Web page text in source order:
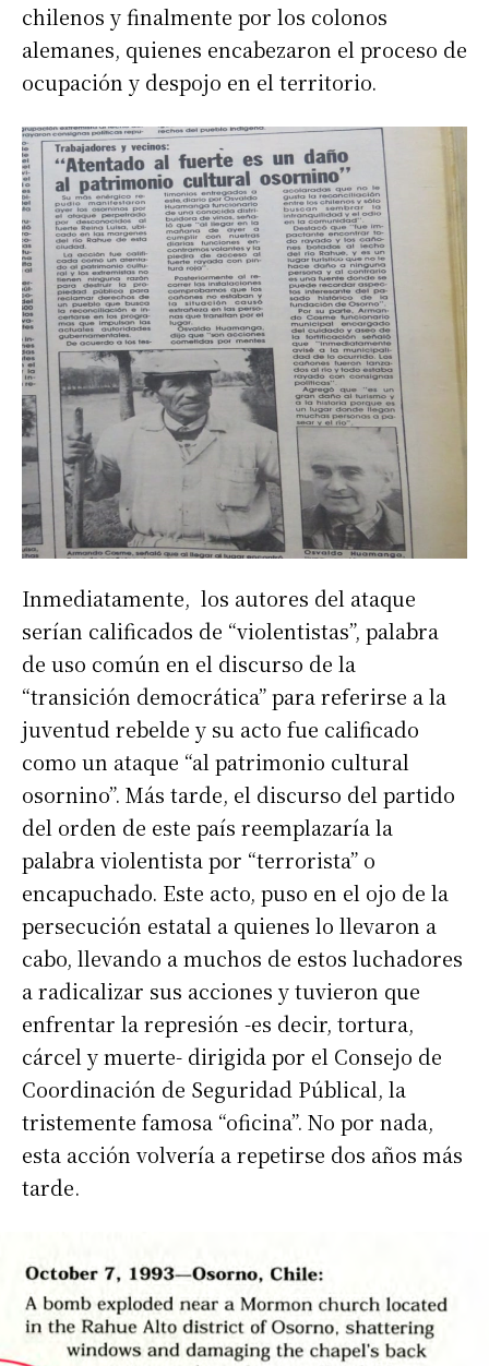
chilenos y finalmente por los colonos
alemanes, quienes encabezaron el proceso de
ocupación y despojo en el territorio.
Inmediatamente, los autores del ataque
serían calificados de “violentistas”, palabra
de uso común en el discurso de la
“transición democrática” para referirse a la
juventud rebelde y su acto fue calificado
como un ataque “al patrimonio cultural
osornino”. Más tarde, el discurso del partido
del orden de este país reemplazaría la
palabra violentista por “terrorista” o
encapuchado. Este acto, puso en el ojo de la
persecución estatal a quienes lo llevaron a
cabo, llevando a muchos de estos luchadores
a radicalizar sus acciones y tuvieron que
enfrentar la represión -es decir, tortura,
cárcel y muerte- dirigida por el Consejo de
Coordinación de Seguridad Públical, la
tristemente famosa “oficina”. No por nada,
esta acción volvería a repetirse dos años más
tarde.